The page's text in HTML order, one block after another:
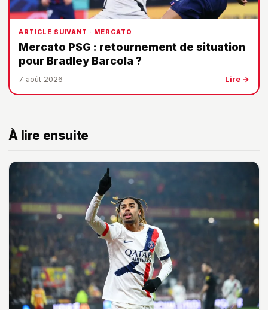
ARTICLE SUIVANT · MERCATO
Mercato PSG : retournement de situation
pour Bradley Barcola ?
7 août 2026 Lire →
À lire ensuite